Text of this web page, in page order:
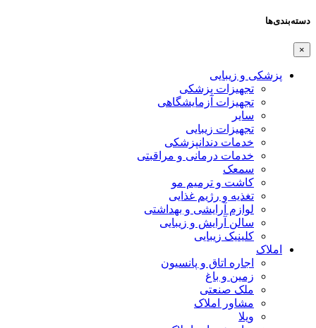
دسته‌بندی‌ها
×
پزشکی و زیبایی
تجهیزات پزشکی
تجهیزات آزمایشگاهی
سایر
تجهیزات زیبایی
خدمات دندانپزشکی
خدمات درمانی و مراقبتی
سمعک
کاشت و ترمیم مو
تغذیه و رژیم غذایی
لوازم آرایشی و بهداشتی
سالن آرایش و زیبایی
کلینیک زیبایی
املاک
اجاره اتاق و پانسیون
زمین و باغ
ملک صنعتی
مشاور املاک
ویلا